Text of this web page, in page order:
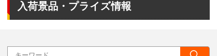
入荷景品・プライズ情報